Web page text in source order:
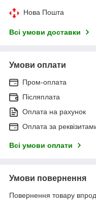
Нова Пошта
Всі умови доставки
Умови оплати
Пром-оплата
Післяплата
Оплата на рахунок
Оплата за
Всі умови оплати
Умови повернення
Повернення товару